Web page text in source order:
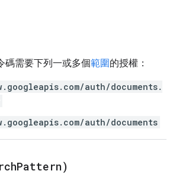
碼需要下列一或多個範圍的授權：
auth/documents.
auth/documents
Pattern)